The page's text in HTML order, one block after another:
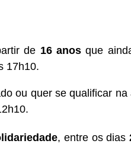
de 16 anos que
17h10.
ou quer se qualificar
, entre os dias